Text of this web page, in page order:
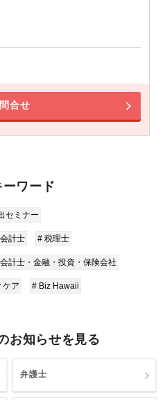
合せ
ーワード
セミナー
計士 # 税理士
計士・金融・投資・保険会社
ケア # Biz Hawaii
お知らせを見る
弁護士